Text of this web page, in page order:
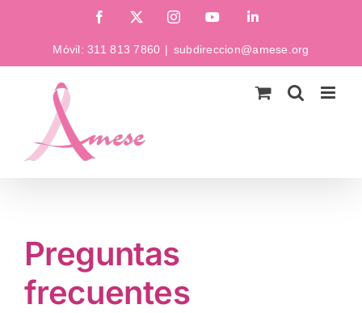
Facebook InstagramYouTubeLinkedIn
Móvil:311 813 7860 | subdireccion@amese.org
Preguntas
frecuentes